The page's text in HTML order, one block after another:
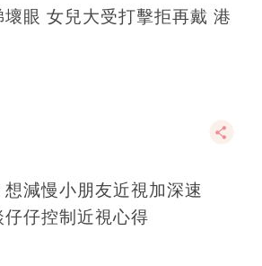
眼 女兒大受打擊拒再戴 港
減慢小朋友近視加深速
仔控制近視心得